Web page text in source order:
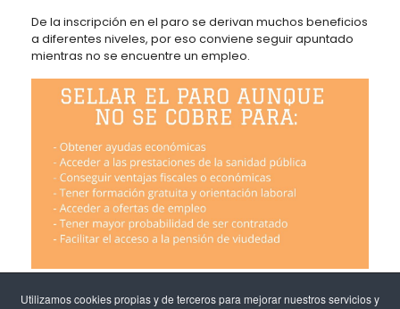
Utilizamos cookies propias y de terceros para mejorar nuestros servicios y
De la inscripción en el paro se derivan muchos beneficios
a diferentes niveles, por eso conviene seguir apuntado
mientras no se encuentre un empleo.